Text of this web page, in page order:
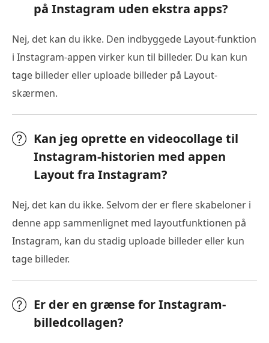
på Instagram uden ekstra apps?
Nej, det kan du ikke. Den indbyggede Layout-funktion
i Instagram-appen virker kun til billeder. Du kan kun
tage billeder eller uploade billeder på Layout-
skærmen.
Kan jeg oprette en videocollage til
Instagram-historien med appen
Layout fra Instagram?
Nej, det kan du ikke. Selvom der er flere skabeloner i
denne app sammenlignet med layoutfunktionen på
Instagram, kan du stadig uploade billeder eller kun
tage billeder.
Er der en grænse for Instagram-
billedcollagen?